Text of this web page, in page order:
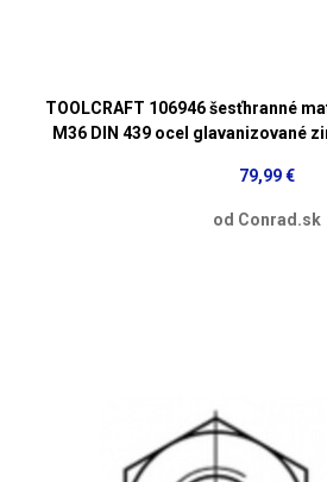
TOOLCRAFT 106946 šesťhranné
M36 DIN 439 ocel glavanizované
79,99 €
od Conrad.sk